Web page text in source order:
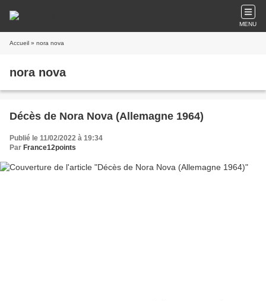
MENU
Accueil » nora nova
nora nova
Décès de Nora Nova (Allemagne 1964)
Publié le 11/02/2022 à 19:34
Par France12points